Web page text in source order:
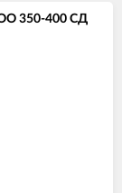
350-400 СД